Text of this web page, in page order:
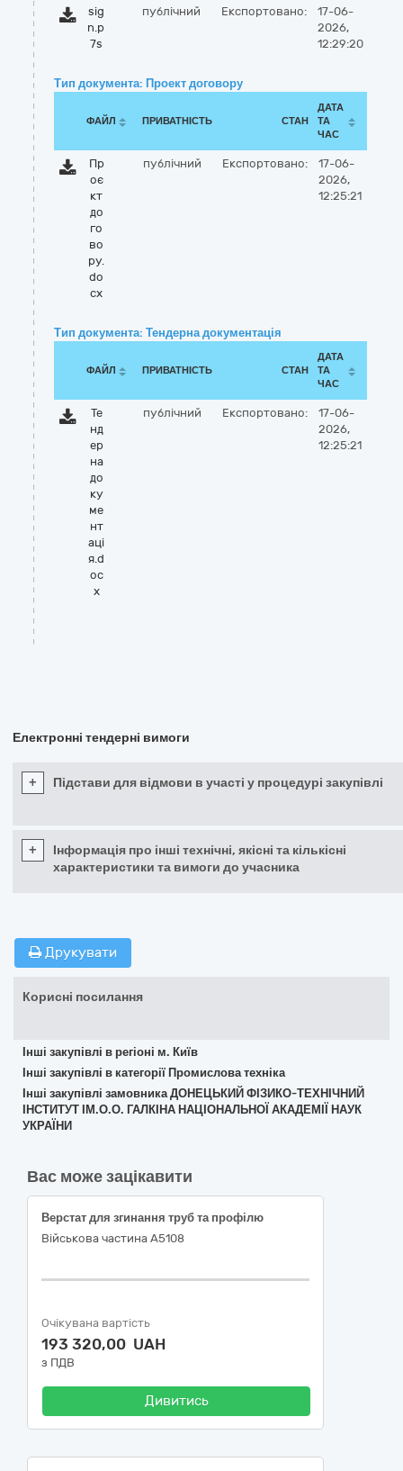
sig
n.p
7s
публічний Експортовано:
17-06-
2026,
12:29:20
Тип документа: Проект договору
ФАЙЛ ПРИВАТНІСТЬ СТАН
ДАТА
ТА
ЧАС
Пр
оє
кт
до
го
во
ру.
do
cx
публічний Експортовано:
17-06-
2026,
12:25:21
Тип документа: Тендерна документація
ФАЙЛ ПРИВАТНІСТЬ СТАН
ДАТА
ТА
ЧАС
Те
нд
ер
на
до
ку
ме
нт
аці
я.d
oc
x
публічний Експортовано:
17-06-
2026,
12:25:21
Електронні тендерні вимоги
+ Підстави для відмови в участі у процедурі закупівлі
+
Інформація про інші технічні, якісні та кількісні
характеристики та вимоги до учасника
Друкувати
Корисні посилання
Інші закупівлі в регіоні м. Київ
Інші закупівлі в категорії Промислова техніка
Інші закупівлі замовника ДОНЕЦЬКИЙ ФІЗИКО-ТЕХНІЧНИЙ
ІНСТИТУТ ІМ.О.О. ГАЛКІНА НАЦІОНАЛЬНОЇ АКАДЕМІЇ НАУК
УКРАЇНИ
Вас може зацікавити
Верстат для згинання труб та профілю
Військова частина А5108
Очікувана вартість
193 320,00 UAH
з ПДВ
Дивитись